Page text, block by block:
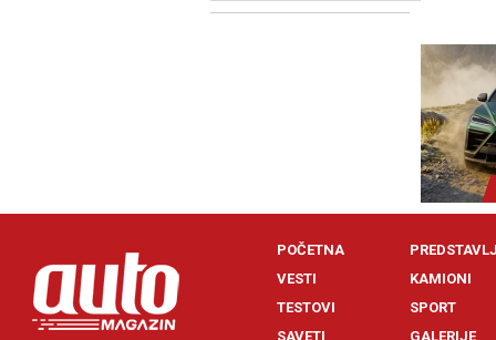
POČETNA
VESTI
TESTOVI
SAVETI
KAMIONI
SPORT
GALERIJE